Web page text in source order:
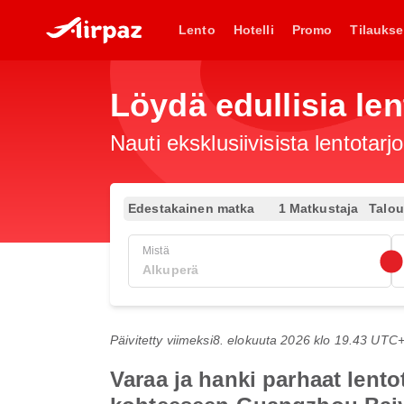
Lento Hotelli Promo
Löydä edullisia
Nauti eksklusiivisista
Edestakainen matka 1 Matkustaja
Mistä
Päivitetty viimeksi8. elokuuta 2026 klo 19.43
Varaa ja hanki parhaat